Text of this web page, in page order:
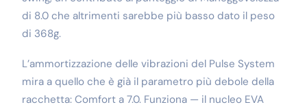
di 8.0 che altrimenti sarebbe più basso dato il peso
di 368g.
L’ammortizzazione delle vibrazioni del Pulse System
mira a quello che è già il parametro più debole della
racchetta: Comfort a 7.0. Funziona — il nucleo EVA